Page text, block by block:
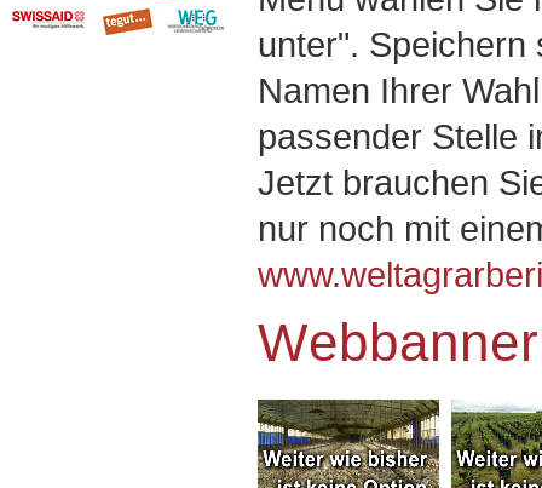
unter". Speichern
Namen Ihrer
passender Stelle
Jetzt brauchen
nur noch mit
Webbanner